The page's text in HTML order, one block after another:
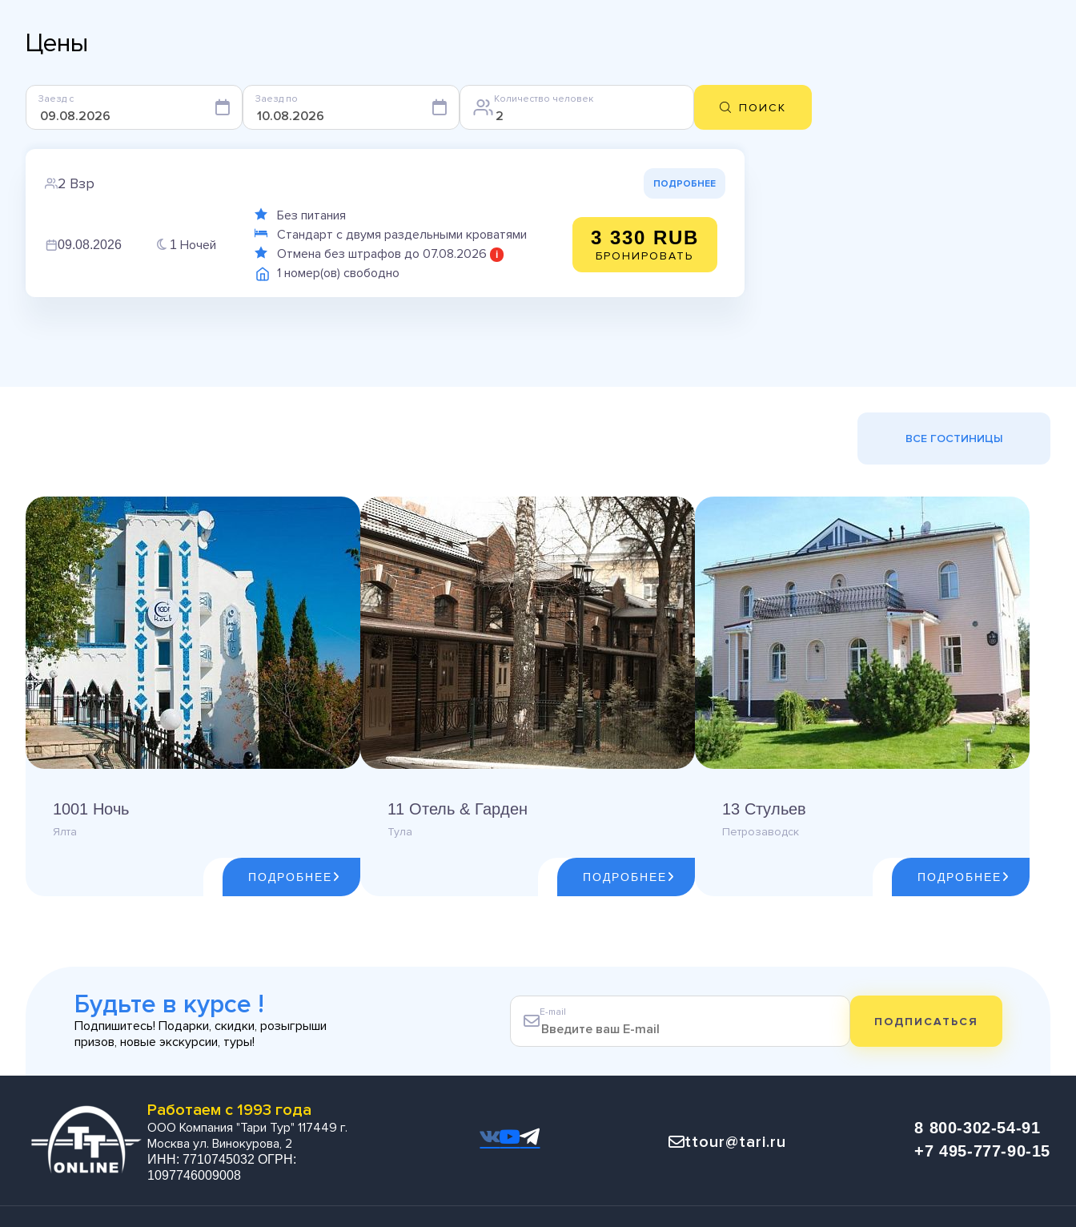
Цены
Заезд с Заезд по Количество человек
ПОИСК
2 Взр ПОДРОБНЕЕ
09.08.2026 1 Ночей
Без питания
Стандарт с двумя раздельными кроватями
Отмена без штрафов до 07.08.2026
i
1 номер(ов) свободно
3 330 RUB
БРОНИРОВАТЬ
ВСЕ ГОСТИНИЦЫ
1001 Ночь
Ялта
ПОДРОБНЕЕ
11 Отель & Гарден
Тула
ПОДРОБНЕЕ
13 Стульев
Петрозаводск
ПОДРОБНЕЕ
Будьте в курсе !
Подпишитесь! Подарки, скидки, розыгрыши
призов, новые экскурсии, туры!
E-mail
ПОДПИСАТЬСЯ
Работаем с 1993 года
ООО Компания "Тари Тур" 117449 г.
Москва ул. Винокурова, 2
ИНН: 7710745032 ОГРН:
1097746009008
ttour@tari.ru
8 800-302-54-91
+7 495-777-90-15